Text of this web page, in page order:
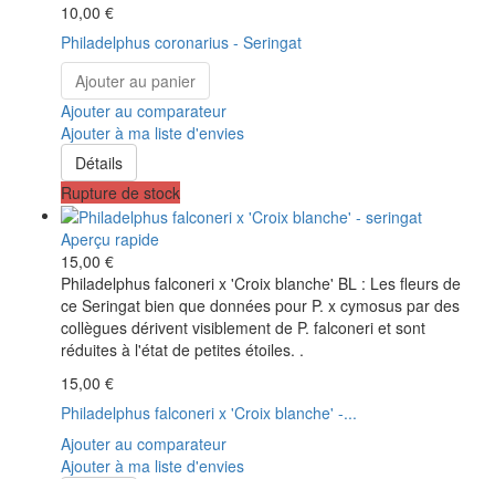
10,00 €
Philadelphus coronarius - Seringat
Ajouter au panier
Ajouter au comparateur
Ajouter à ma liste d'envies
Détails
Rupture de stock
Aperçu rapide
15,00 €
Philadelphus falconeri x 'Croix blanche' BL : Les fleurs de
ce Seringat bien que données pour P. x cymosus par des
collègues dérivent visiblement de P. falconeri et sont
réduites à l'état de petites étoiles. .
15,00 €
Philadelphus falconeri x 'Croix blanche' -...
Ajouter au comparateur
Ajouter à ma liste d'envies